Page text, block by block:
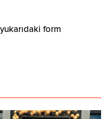
form